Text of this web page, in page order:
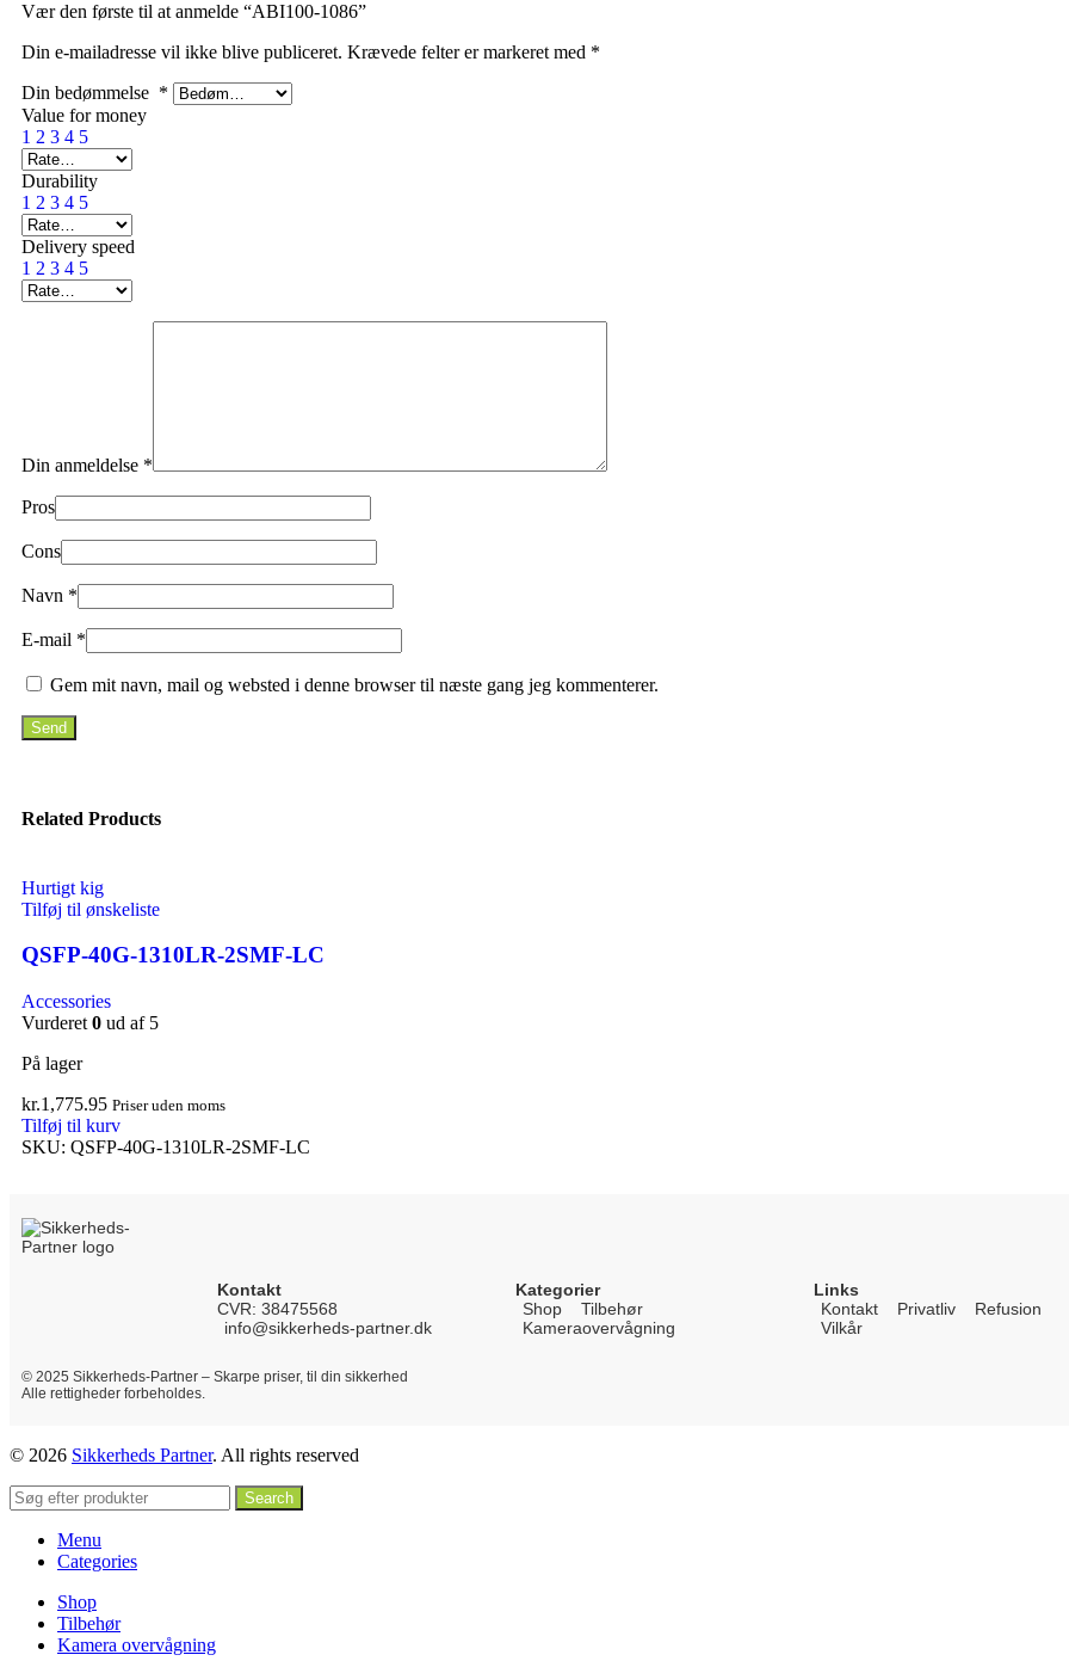
Vær den første til at anmelde “ABI100-1086”
Din e-mailadresse vil ikke blive publiceret. Krævede felter er markeret med *
Din bedømmelse *
Value for money
1 2 3 4 5
Durability
1 2 3 4 5
Delivery speed
1 2 3 4 5
Din anmeldelse *
Pros
Cons
Navn *
E-mail *
Gem mit navn, mail og websted i denne browser til næste gang jeg kommenterer.
Related Products
Hurtigt kig
Tilføj til ønskeliste
QSFP-40G-1310LR-2SMF-LC
Accessories
Vurderet 0 ud af 5
På lager
kr.1,775.95 Priser uden moms
Tilføj til kurv
SKU: QSFP-40G-1310LR-2SMF-LC
Kontakt
CVR: 38475568
info@sikkerheds-partner.dk
Kategorier
Shop
Tilbehør
Kameraovervågning
Links
Kontakt
Privatliv
Refusion
Vilkår
© 2025 Sikkerheds-Partner – Skarpe priser, til din sikkerhed
Alle rettigheder forbeholdes.
© 2026 Sikkerheds Partner. All rights reserved
Search
Menu
Categories
Shop
Tilbehør
Kamera overvågning